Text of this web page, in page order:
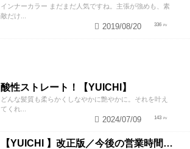
インナーカラー まだまだ人気ですね。主張が強めも、素
敵だけ...
336
2019/08/20
酸性ストレート！【YUICHI】
どんな髪質も柔らかくしなやかに艶やかに。それを叶え
てくれ...
143
2024/07/09
【YUICHI 】改正版／今後の営業時間について